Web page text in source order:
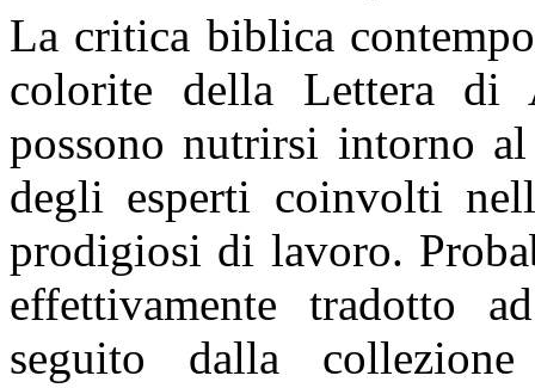
La critica biblica
colorite della Lettera
possono nutrirsi intorno
degli esperti coinvolti
prodigiosi di lavoro.
effettivamente tradotto
seguito dalla